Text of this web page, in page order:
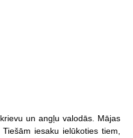
krievu un angļu valodās.
Mājas
Tiešām iesaku ielūkoties tiem,